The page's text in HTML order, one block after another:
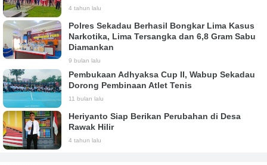
4 tahun lalu
Polres Sekadau Berhasil Bongkar Lima Kasus
Narkotika, Lima Tersangka dan 6,8 Gram Sabu
Diamankan
9 bulan lalu
Pembukaan Adhyaksa Cup II, Wabup Sekadau
Dorong Pembinaan Atlet Tenis
11 bulan lalu
Heriyanto Siap Berikan Perubahan di Desa
Rawak Hilir
4 tahun lalu